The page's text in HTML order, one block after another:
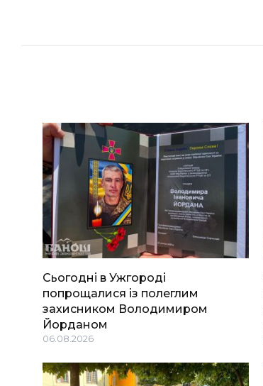
Сьогодні в Ужгороді
попрощалися із полеглим
захисником Володимиром
Йорданом
06.08.2026